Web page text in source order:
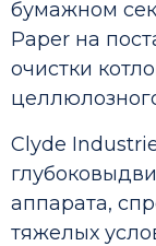
бумажном
Paper на
очистки
Clyde
аппарата,
тяжелых